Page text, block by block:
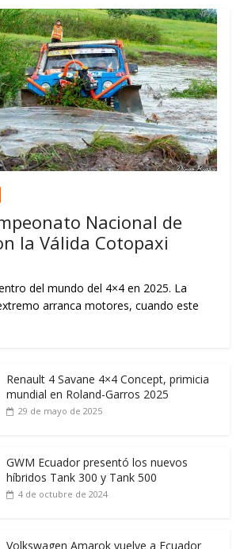
Nacional de
la Válida Cotopaxi
del mundo del 4×4 en 2025. La
arranca motores, cuando este
Renault 4 Savane 4×4 Concept, primicia
mundial en Roland-Garros 2025
29 de mayo de 2025
GWM Ecuador presentó los nuevos
híbridos Tank 300 y Tank 500
4 de octubre de 2024
Volkswagen Amarok vuelve a Ecuador